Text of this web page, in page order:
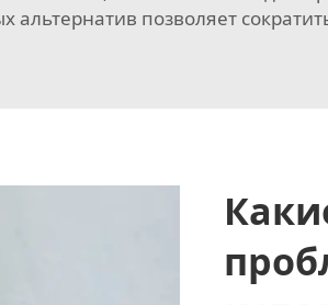
позволяет